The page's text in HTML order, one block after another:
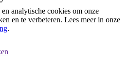
analytische cookies om onze
en te verbeteren. Lees meer in onze
.